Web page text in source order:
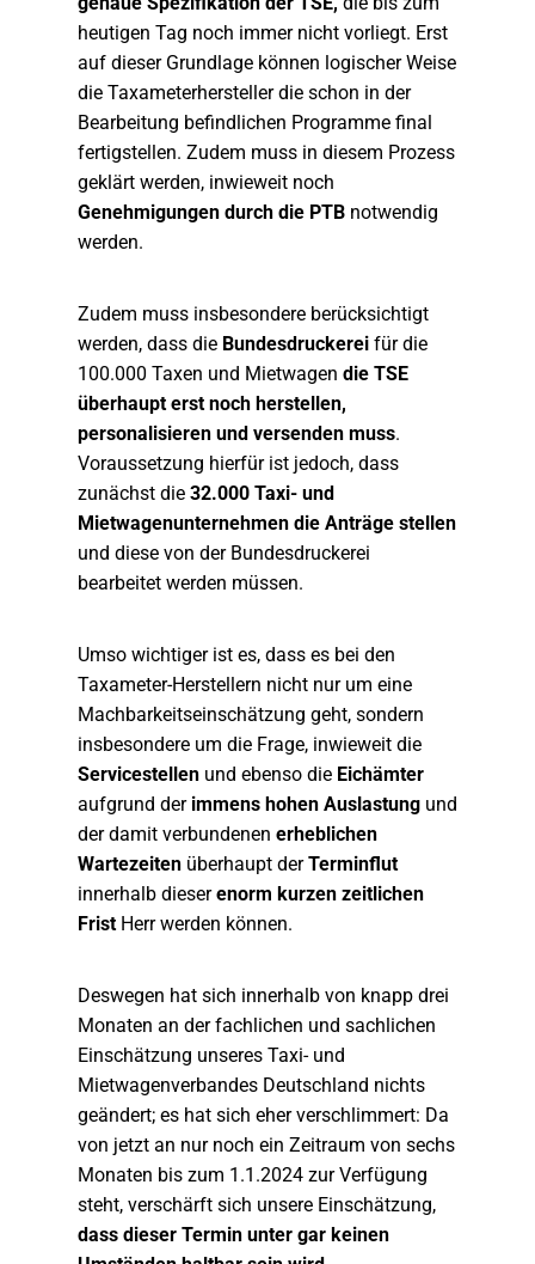
heutigen Tag noch immer nicht vorliegt. Erst
auf dieser Grundlage können logischer Weise
die Taxameterhersteller die schon in der
Bearbeitung befindlichen Programme final
fertigstellen. Zudem muss in diesem Prozess
geklärt werden, inwieweit noch
Genehmigungen durch die PTBnotwendig
werden.
Zudem muss insbesondere berücksichtigt
werden, dass die Bundesdruckerei für die
100.000 Taxen und Mietwagen die TSE
überhaupt erst noch herstellen,
personalisieren und versenden muss.
Voraussetzung hierfür ist jedoch, dass
zunächst die 32.000 Taxi- und
Mietwagenunternehmen die Anträge stellen
und diese von der Bundesdruckerei
bearbeitet werden müssen.
Umso wichtiger ist es, dass es bei den
Taxameter-Herstellern nicht nur um eine
Machbarkeitseinschätzung geht, sondern
insbesondere um die Frage, inwieweit die
Servicestellen und ebenso die Eichämter
aufgrund der immens hohen Auslastungund
der damit verbundenen erheblichen
Wartezeitenüberhaupt derTerminflut
innerhalb dieserenorm kurzen zeitlichen
FristHerr werden können.
Deswegen hat sich innerhalb von knapp drei
Monaten an der fachlichen und sachlichen
Einschätzung unseres Taxi- und
Mietwagenverbandes Deutschland nichts
geändert; es hat sich eher verschlimmert: Da
von jetzt an nur noch ein Zeitraum von sechs
Monaten bis zum 1.1.2024 zur Verfügung
steht, verschärft sich unsere Einschätzung,
dass dieser Termin unter gar keinen